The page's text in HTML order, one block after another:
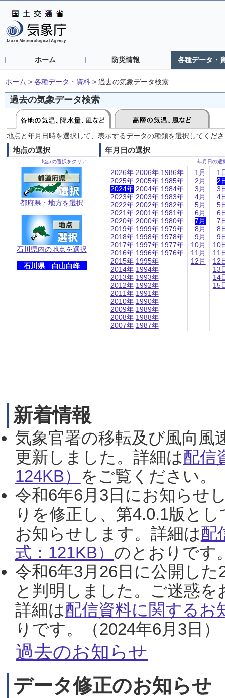
ホーム 防災情報 各種データ・
ホーム > 各種データ・資料 > 過去の気象データ検索
過去の気象データ検索
地点と年月日時を選択して、表示するデータの種類を選択してくだ
地点の選択
地点の選択をクリア
都府県・地方を選択
石川県内の地点を選択
石川県 白山白峰
年月日の選択
年月日の選
2026年
2025年
2024年
2023年
2022年
2021年
2020年
2019年
2018年
2017年
2016年
2015年
2014年
2013年
2012年
2011年
2010年
2009年
2008年
2007年
2006年
2005年
2004年
2003年
2002年
2001年
2000年
1999年
1998年
1997年
1996年
1995年
1994年
1993年
1992年
1991年
1990年
1989年
1988年
1987年
1986年
1985年
1984年
1983年
1982年
1981年
1980年
1979年
1978年
1977年
1976年
1月
2月
3月
4月
5月
6月
7月
8月
9月
10月
11月
12月
1
2
3
4
5
6
7
8
9
10
11
12
13
14
15
新着情報
気象官署の移転及び風向風
更新しました。詳細は配信
124KB） をご覧ください。
令和6年6月3日にお知らせ
りを修正し、第4.0.1版と
お知らせします。詳細は配
式：121KB） のとおりです
令和6年3月26日に公開し
と判明しました。ご迷惑
詳細は配信資料に関するお
りです。（2024年6月3日）
過去のお知らせ
データ修正のお知らせ